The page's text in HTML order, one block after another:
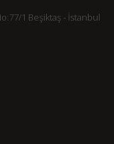
1 Beşiktaş - İstanbul